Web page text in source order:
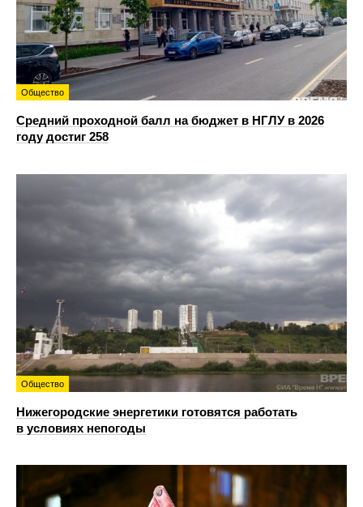
Общество
Средний проходной балл на бюджет в НГЛУ в 2026
году достиг 258
Общество
Нижегородские энергетики готовятся работать
в условиях непогоды